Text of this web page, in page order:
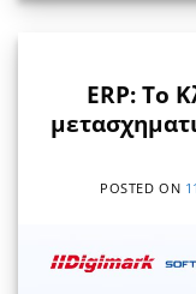
ERP: Το
POSTED ON